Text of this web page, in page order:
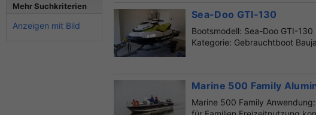
Sea-Doo GTI-130
Bootsmodell: Sea-Doo GTI-
Kategorie: Gebrauchtboot
Marine 500 Family
Marine 500 Family
Mehr Suchkriterien
Anzeigen mit Bild